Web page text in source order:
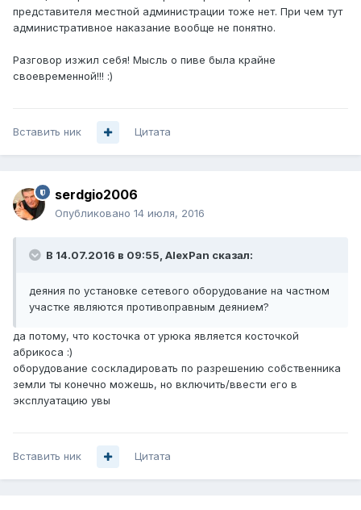
представителя местной администрации тоже нет. При чем тут
административное наказание вообще не понятно.
Разговор изжил себя! Мысль о пиве была крайне
своевременной!!! :)
Вставить ник Цитата
serdgio2006
Опубликовано 14 июля, 2016
В 14.07.2016 в 09:55, AlexPan сказал:
деяния по установке сетевого оборудование на частном
участке являются противоправным деянием?
да потому, что косточка от урюка является косточкой
абрикоса :)
оборудование соскладировать по разрешению собственника
земли ты конечно можешь, но включить/ввести его в
эксплуатацию увы
Вставить ник Цитата